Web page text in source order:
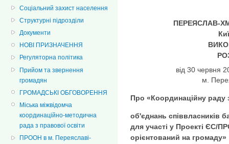
Соціальний захист населення
Структурні підрозділи
Документи
НОВІ ПРИЗНАЧЕННЯ
Регуляторна політика
Прийом та звернення
громадян
ГРОМАДСЬКІ ОБГОВОРЕННЯ
Міська міжвідомча
координаційно-методична
рада з правової освіти
ПРООН в м. Переяславі-
ПЕРЕЯСЛАВ-
від 30
м.
Про «Координаційну раду
об'єднань співвласників
для участі у Проекті ЄС/
орієнтований на громаду»